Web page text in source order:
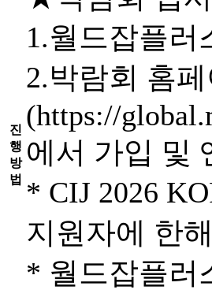
진
행
방
법
1.월드잡플러
2.박람회 홈페
(https://
에서 가입 및
* CIJ 2026
지원자에 한
* 월드잡플러